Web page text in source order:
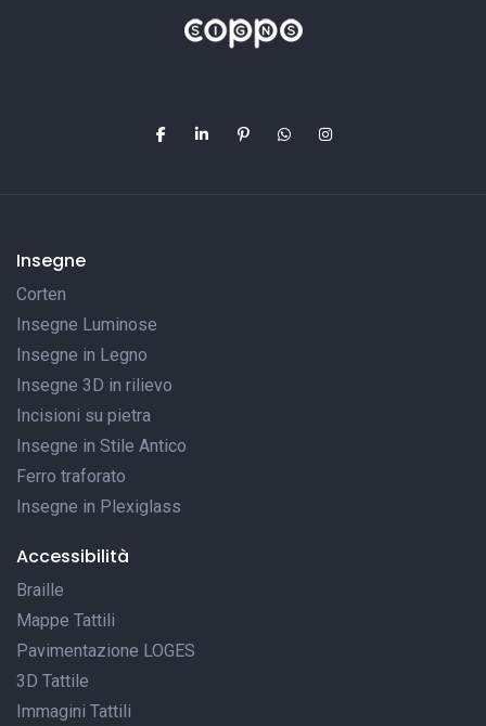
Insegne
Corten
Insegne Luminose
Insegne in Legno
Insegne 3D in rilievo
Incisioni su pietra
Insegne in Stile Antico
Ferro traforato
Insegne in Plexiglass
Accessibilità
Braille
Mappe Tattili
Pavimentazione LOGES
3D Tattile
Immagini Tattili